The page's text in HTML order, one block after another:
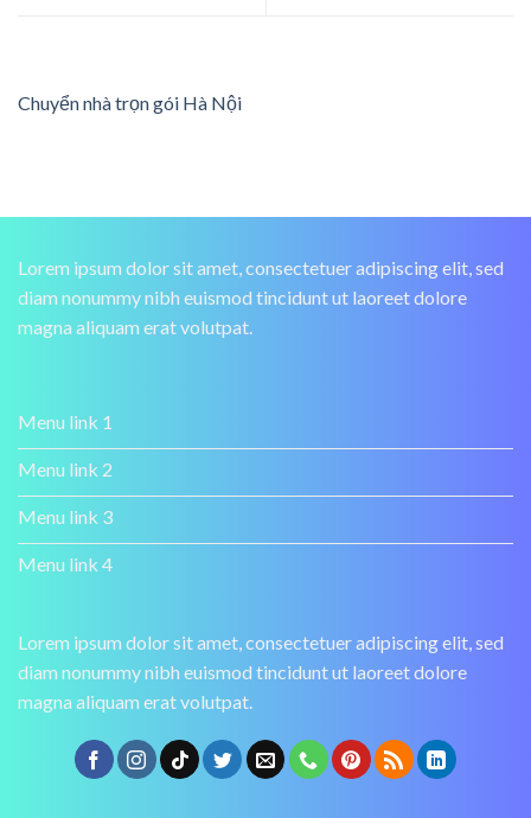
Chuyển nhà trọn gói Hà Nội
Lorem ipsum dolor sit amet, consectetuer adipiscing elit, sed
diam nonummy nibh euismod tincidunt ut laoreet dolore
magna aliquam erat volutpat.
Menu link 1
Menu link 2
Menu link 3
Menu link 4
Lorem ipsum dolor sit amet, consectetuer adipiscing elit, sed
diam nonummy nibh euismod tincidunt ut laoreet dolore
magna aliquam erat volutpat.